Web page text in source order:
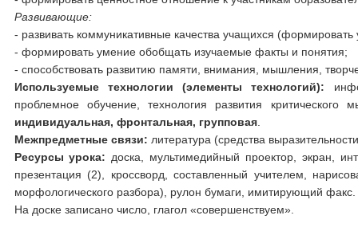
Развивающие:
- развивать коммуникативные качества учащихся
- формировать умение обобщать изучаемые факты и понятия;
- способствовать развитию памяти, внимания, мышления,
Используемые технологии (элементы технологий):
проблемное обучение, технология развития
индивидуальная, фронтальная, групповая.
Межпредметные связи: литература (средства
Ресурсы урока: доска, мультимедийный проектор, экран,
презентация (2), кроссворд, составленный учителем,
морфологического разбора), рулон бумаги, имитирующий факс.
На доске записано число, глагол «совершенствуем».